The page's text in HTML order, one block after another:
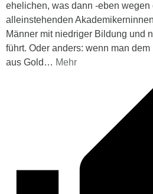
ehelichen, was dann -eben wegen
alleinstehenden
Männer mit niedriger Bildung und
führt. Oder anders: wenn man
aus Gold … Mehr